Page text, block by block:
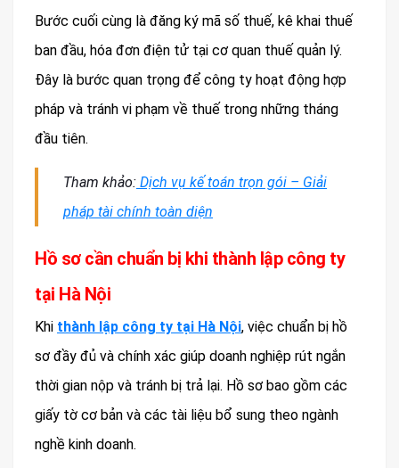
Bước cuối cùng là đăng ký mã số thuế, kê khai thuế
ban đầu, hóa đơn điện tử tại cơ quan thuế quản lý.
Đây là bước quan trọng để công ty hoạt động hợp
pháp và tránh vi phạm về thuế trong những tháng
đầu tiên.
Tham khảo: Dịch vụ kế toán trọn gói – Giải
pháp tài chính toàn diện
Hồ sơ cần chuẩn bị khi thành lập công ty
tại Hà Nội
Khi thành lập công ty tại Hà Nội, việc chuẩn bị hồ
sơ đầy đủ và chính xác giúp doanh nghiệp rút ngắn
thời gian nộp và tránh bị trả lại. Hồ sơ bao gồm các
giấy tờ cơ bản và các tài liệu bổ sung theo ngành
nghề kinh doanh.